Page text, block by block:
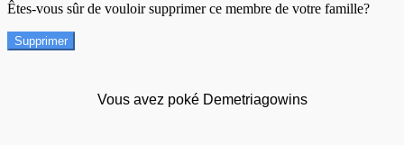
Êtes-vous sûr de vouloir supprimer ce membre de votre famille?
Supprimer
Vous avez poké Demetriagowins